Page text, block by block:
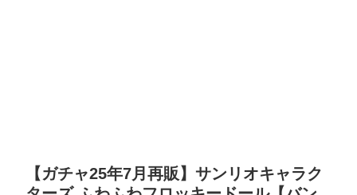
【ガチャ25年7月再販】サンリオキャラク